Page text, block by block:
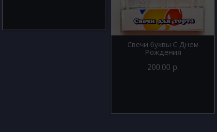
Свечи буквы С Днем
Рождения
200.00 р.